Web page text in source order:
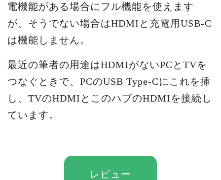
電機能がある場合にフル機能を使えます
が、そうでない場合はHDMIと充電用USB-C
は機能しません。
最近の筆者の用途はHDMIがないPCとTVを
つなぐときで、PCのUSB Type-Cにこれを挿
し、TVのHDMIとこのハブのHDMIを接続し
ています。
レビュー